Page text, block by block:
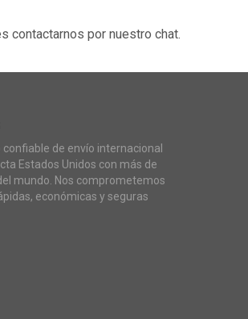
contactarnos por nuestro chat.
confiable de envío internacional
Estados Unidos con más de
mundo. Nos comprometemos
económicas y seguras